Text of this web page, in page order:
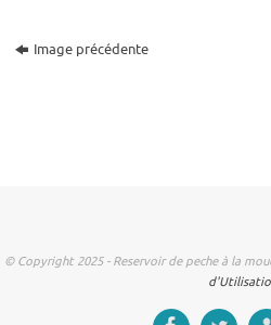
Image précédente
© Copyright 2025 - Reservoir de peche à la